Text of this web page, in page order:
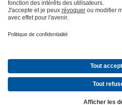
service : service premium pour les
Eaux uséesEau propreIndustrie
ÉvènementsPresse